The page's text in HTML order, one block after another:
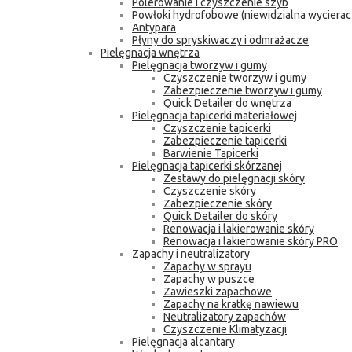
Powłoki hydrofobowe (niewidzialna
Antypara
Płyny do spryskiwaczy i odmrażacze
Pielęgnacja wnętrza
Pielęgnacja tworzyw i gumy
Czyszczenie tworzyw i gumy
Zabezpieczenie tworzyw i gumy
Quick Detailer do wnętrza
Pielęgnacja tapicerki materiałowej
Czyszczenie tapicerki
Zabezpieczenie tapicerki
Barwienie Tapicerki
Pielęgnacja tapicerki skórzanej
Zestawy do pielęgnacji skóry
Czyszczenie skóry
Zabezpieczenie skóry
Quick Detailer do skóry
Renowacja i lakierowanie skóry
Renowacja i lakierowanie skóry PRO
Zapachy i neutralizatory
Zapachy w sprayu
Zapachy w puszce
Zawieszki zapachowe
Zapachy na kratkę nawiewu
Neutralizatory zapachów
Czyszczenie Klimatyzacji
Pielęgnacja alcantary